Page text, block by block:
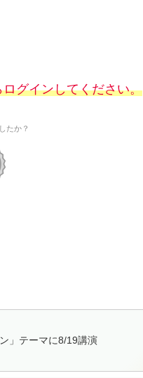
グインしてください。
たか？
」テーマに8/19講演